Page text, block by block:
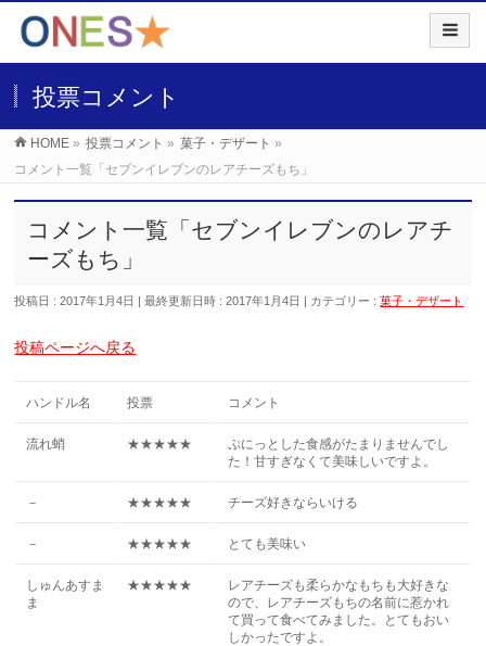
投票コメント
HOME » 投票コメント » 菓子・デザート »
コメント一覧「セブンイレブンのレアチーズもち」
コメント一覧「セブンイレブンのレアチ
ーズもち」
投稿日 : 2017年1月4日 最終更新日時 : 2017年1月4日 カテゴリー :菓子・デザート
投稿ページへ戻る
ハンドル名 投票 コメント
流れ蛸 ★★★★★
ぷにっとした食感がたまりませんでし
た！甘すぎなくて美味しいですよ。
－ ★★★★★ チーズ好きならいける
－ ★★★★★ とても美味い
しゅんあすま
ま
★★★★★
レアチーズも柔らかなもちも大好きな
ので、レアチーズもちの名前に惹かれ
て買って食べてみました。とてもおい
しかったですよ。